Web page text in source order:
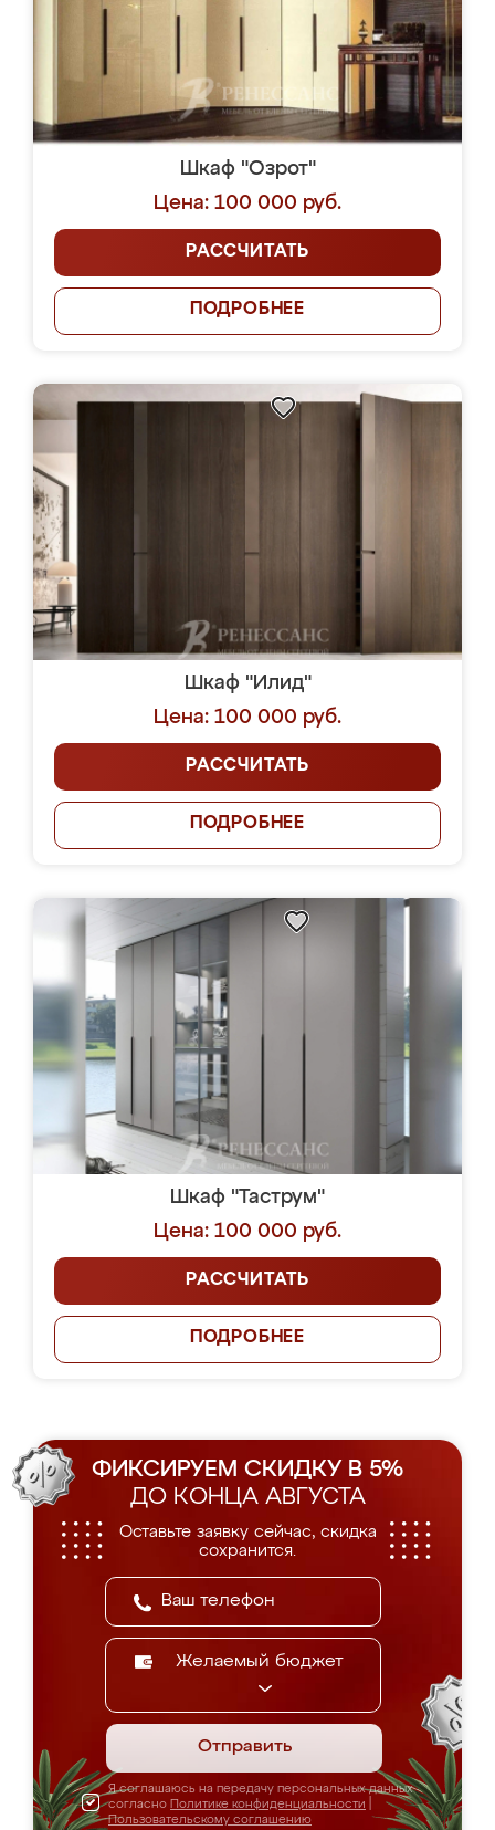
Шкаф "Озрот"
Цена: 100 000 руб.
РАССЧИТАТЬ
ПОДРОБНЕЕ
Шкаф "Илид"
Цена: 100 000 руб.
РАССЧИТАТЬ
ПОДРОБНЕЕ
Шкаф "Таструм"
Цена: 100 000 руб.
РАССЧИТАТЬ
ПОДРОБНЕЕ
ФИКСИРУЕМ СКИДКУ В 5%
ДО КОНЦА АВГУСТА
Оставьте заявку сейчас, скидка
сохранится.
Желаемый бюджет
Отправить
Я соглашаюсь на передачу персональных данных
согласно Политике конфиденциальности
Пользовательскому соглашению